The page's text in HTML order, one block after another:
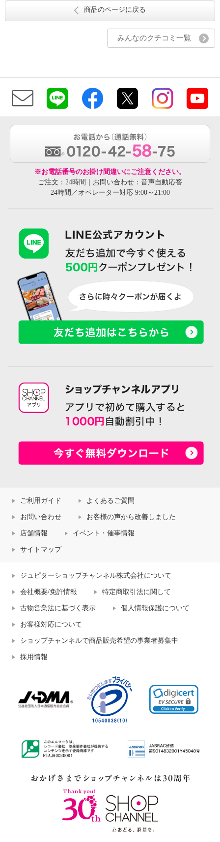
商品のページに戻る
みんなのクチコミ一覧
※お電話番号のお掛け間違いにご注意ください。
ご注文：24時間｜お問い合わせ：音声自動応答
24時間／オペレーター対応 9:00～21:00
ご利用ガイド よくあるご質問
お問い合わせ お客様の声から改善しました
店舗情報 イベント・催事情報
サイトマップ
ジュピターショップチャンネル株式会社について
会社概要/免許情報 特定商取引法に関して
古物営業法に基づく表示 個人情報保護について
お客様対応について
ショップチャンネルで商品販売希望の事業者募集中
採用情報